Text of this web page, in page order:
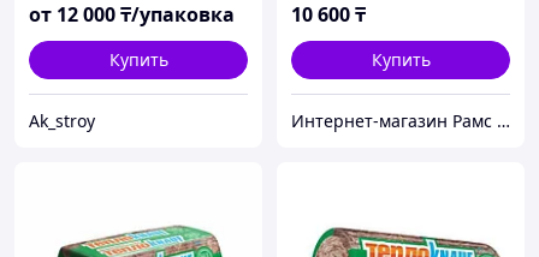
от 12 000₸/упаковка
Купить
Ak_stroy
10 600₸
Купить
Интернет-магазин Рамс Строй